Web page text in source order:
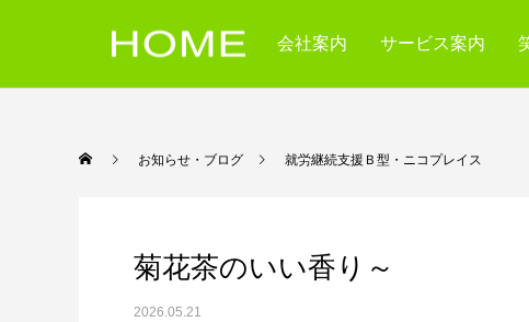
会社案内 サービス案内
お知らせ・ブログ 就労継続支援Ｂ型・ニコプレ
菊花茶のいい香り～
2026.05.21